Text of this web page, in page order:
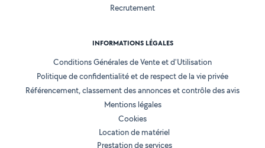
Recrutement
INFORMATIONS LÉGALES
Conditions Générales de Vente et d'Utilisation
Politique de confidentialité et de respect de la vie privée
Référencement, classement des annonces et contrôle des avis
Mentions légales
Cookies
Location de matériel
Prestation de services